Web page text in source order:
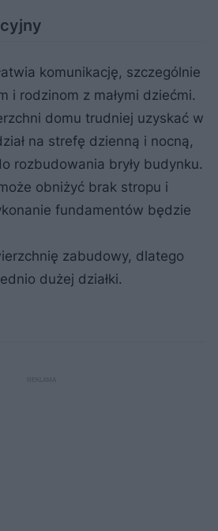
komunikację, szczególnie
i rodzinom z małymi dziećmi.
domu trudniej uzyskać w
na strefę dzienną i nocną,
rozbudowania bryły budynku.
obniżyć brak stropu i
fundamentów będzie
zabudowy, dlatego
dużej działki.